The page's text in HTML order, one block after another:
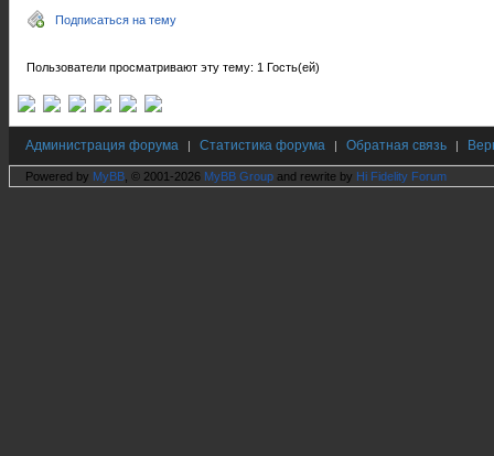
Подписаться на тему
Пользователи просматривают эту тему: 1 Гость(ей)
Администрация форума | Статистика форума | Обратная связь |
Powered by MyBB , © 2001-2026 MyBB Group and rewrite by Hi Fidelity Forum